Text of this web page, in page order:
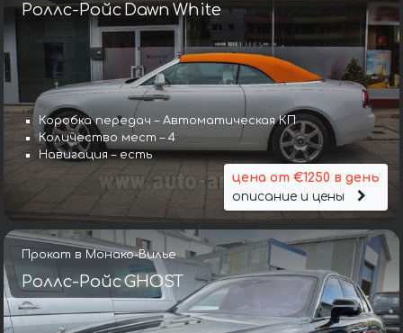
Роллс-Ройс Dawn White
Коробка передач – Автоматическая КП
Количество мест – 4
Навигация – есть
цена от €1250 в день
описание и цены
Прокат в Монако-Вилье
Роллс-Ройс GHOST